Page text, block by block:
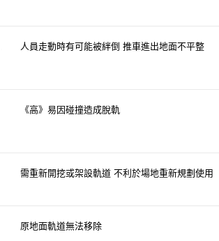
人員走動時有可能被絆倒 推車進出地面不平整
《高》易因碰撞造成脫軌
需重新開挖或架設軌道 不利於場地重新規劃使用
原地面軌道無法移除